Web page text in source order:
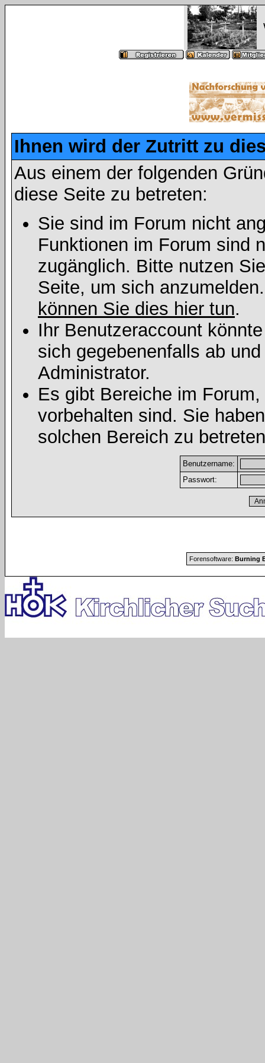
Ihnen wird der Zutritt zu
Aus einem der folgenden
diese Seite zu betreten:
Sie sind im Forum nicht
Funktionen im Forum sind
zugänglich. Bitte nutzen
Seite, um sich
können Sie dies hier tun.
Ihr Benutzeraccount
sich gegebenenfalls ab
Administrator.
Es gibt Bereiche im
vorbehalten sind. Sie
solchen Bereich zu
Benutzername:
Passwort:
Forensoftware: Burning